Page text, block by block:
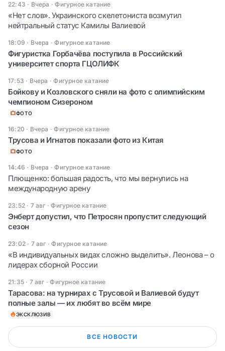
22:43 · Вчера ·Фигурное катание
«Нет слов». Украинского скелетониста возмутил
нейтральный статус Камилы Валиевой
18:09 · Вчера ·Фигурное катание
Фигуристка Горбачёва поступила в Российский
университет спорта ГЦОЛИФК
17:53 · Вчера ·Фигурное катание
Бойкову и Козловского сняли на фото с олимпийским
чемпионом Сизероном
ФОТО
16:20 · Вчера ·Фигурное катание
Трусова и Игнатов показали фото из Китая
ФОТО
14:46 · Вчера ·Фигурное катание
Плющенко: большая радость, что мы вернулись на
международную арену
23:52 · 7 авг ·Фигурное катание
Энберт допустил, что Петросян пропустит следующий
сезон
23:02 · 7 авг ·Фигурное катание
«В индивидуальных видах сложно выделить». Леонова – о
лидерах сборной России
21:35 · 7 авг ·Фигурное катание
Тарасова: на турнирах с Трусовой и Валиевой будут
полные залы — их любят во всём мире
ЭКСКЛЮЗИВ
ВСЕ НОВОСТИ